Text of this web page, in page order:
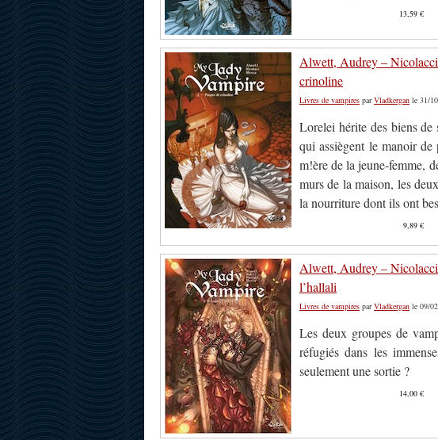
13,59 €
Alwett, Audrey –
crinoline
Livres de vampires parVladkergan le 31/
Lorelei hérite des biens de
qui assiègent le manoir
m!ère de la jeune-femme,
murs de la maison, les
la nourriture dont ils ont
9,89 €
Alwett, Audrey –
l’hallali
Livres de vampires parVladkergan le 09/
Les deux groupes de
réfugiés dans les
seulement une sortie ?
14,00 €